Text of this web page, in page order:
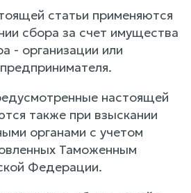
статьи применяются
сбора за счет имущества
- организации или
настоящей
также при взыскании
органами с учетом
Таможенным
Федерации.